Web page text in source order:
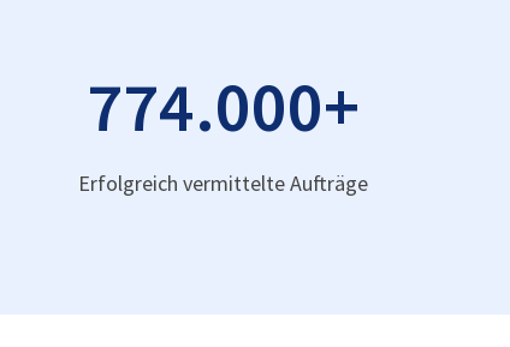
774.000+
Erfolgreich vermittelte Aufträge